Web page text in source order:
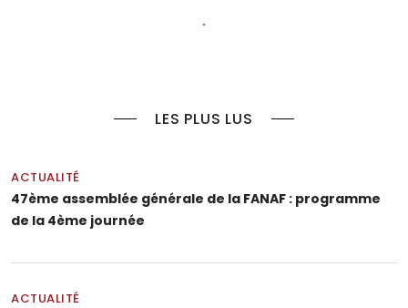
LES PLUS LUS
ACTUALITÉ
47ème assemblée générale de la FANAF : programme
de la 4ème journée
ACTUALITÉ